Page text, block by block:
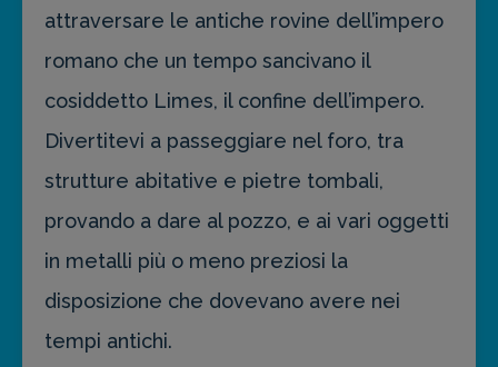
attraversare le antiche rovine dell’impero
romano che un tempo sancivano il
cosiddetto Limes, il confine dell’impero.
Divertitevi a passeggiare nel foro, tra
strutture abitative e pietre tombali,
provando a dare al pozzo, e ai vari oggetti
in metalli più o meno preziosi la
disposizione che dovevano avere nei
tempi antichi.